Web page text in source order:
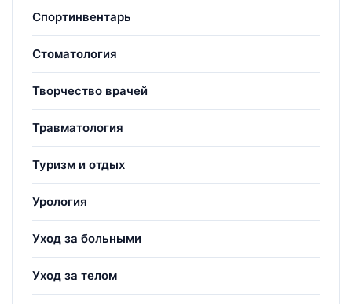
Спортинвентарь
Стоматология
Творчество врачей
Травматология
Туризм и отдых
Урология
Уход за больными
Уход за телом